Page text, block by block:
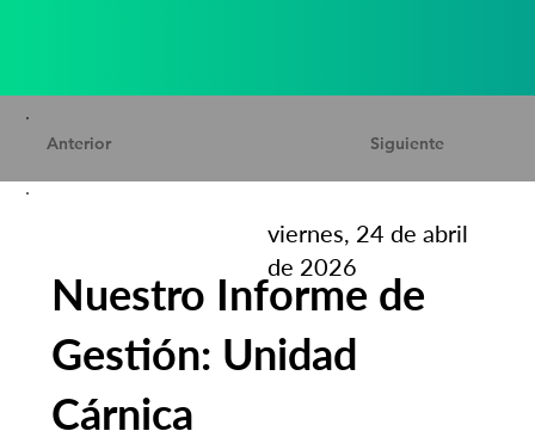
Siguiente
Anterior
viernes, 24 de abril
de 2026
Nuestro Informe de
Gestión: Unidad
Cárnica